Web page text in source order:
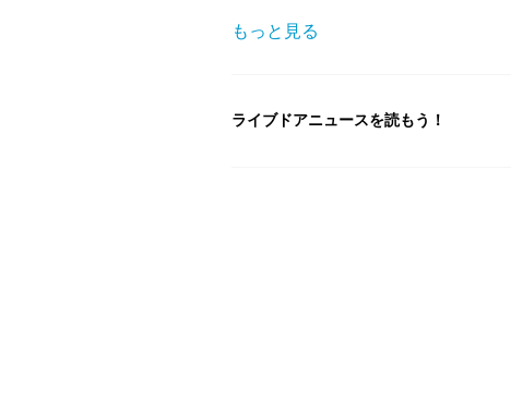
もっと見る
ライブドアニュースを読もう！